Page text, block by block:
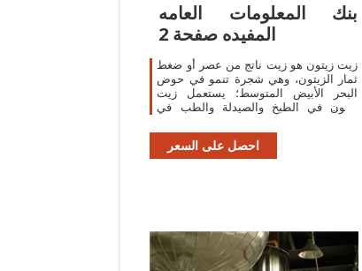
بنك المعلومات العامه
المفيده صفحة 2
زيت زيتون هو زيت ناتج من عصر أو ضغط
ثمار الزيتون، وهي شجرة تنمو في حوض
البحر الأبيض المتوسط؛ يستعمل زيت
زيتون في الطبخ والصيدلة والطب في
الفول السوداني
احصل على السعر